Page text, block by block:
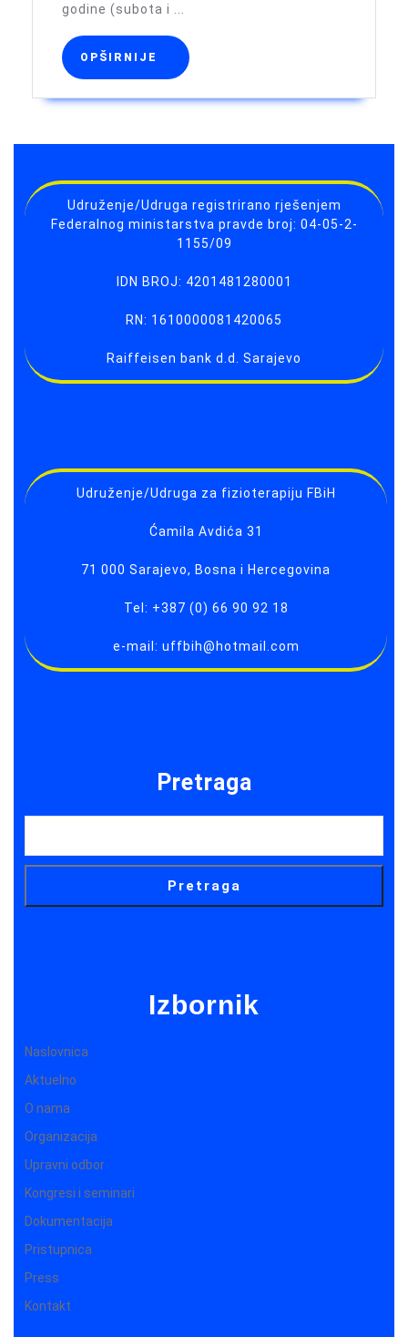
godine (subota i ...
OPŠIRNIJE OPŠIRNIJE
Udruženje/Udruga registrirano rješenjem
Federalnog ministarstva pravde broj: 04-05-2-
1155/09
IDN BROJ: 4201481280001
RN: 1610000081420065
Raiffeisen bank d.d. Sarajevo
Udruženje/Udruga za fizioterapiju FBiH
Ćamila Avdića 31
71 000 Sarajevo, Bosna i Hercegovina
Tel: +387 (0) 66 90 92 18
e-mail: uffbih@hotmail.com
Pretraga
Pretraga
Izbornik
Naslovnica
Aktuelno
O nama
Organizacija
Upravni odbor
Kongresi i seminari
Dokumentacija
Pristupnica
Press
Kontakt